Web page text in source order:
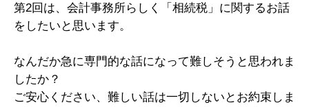
第2回は、会計事務所らしく「相続税」に関するお話
をしたいと思います。
なんだか急に専門的な話になって難しそうと思われま
したか？
ご安心ください、難しい話は一切しないとお約束しま